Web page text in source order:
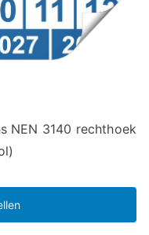
NEN 3140 rechthoek